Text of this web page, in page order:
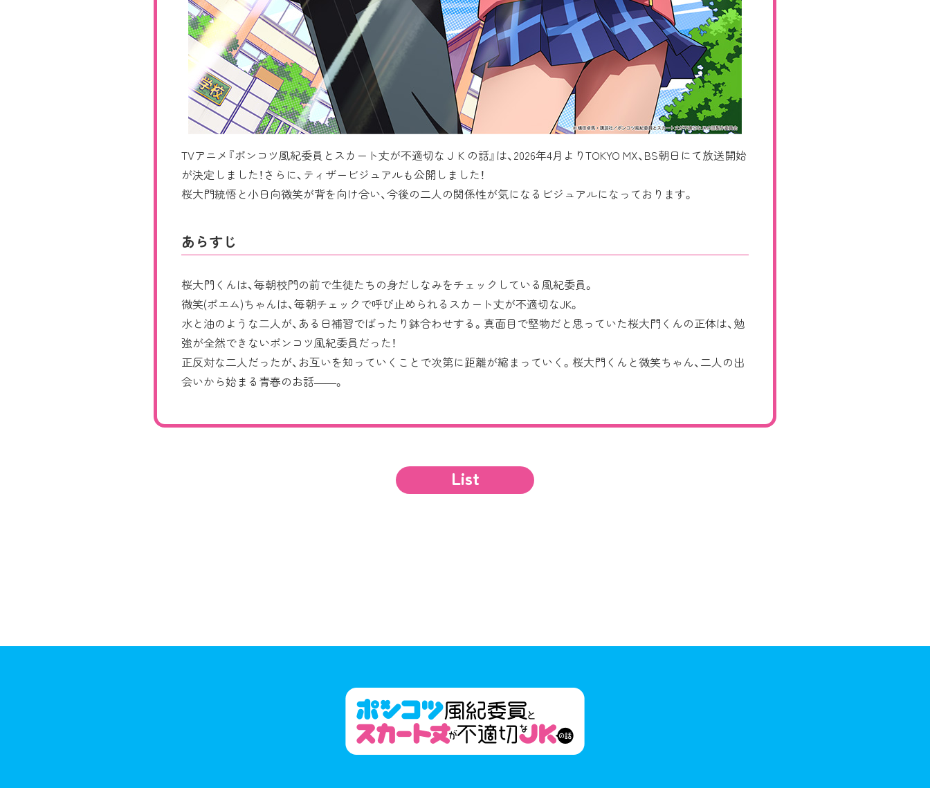
TVアニメ『ポンコツ風紀委員とスカート丈が不適切なＪＫの話』は、2026年4月よりTOKYO MX、BS朝日にて放送開始
が決定しました！さらに、ティザービジュアルも公開しました！
桜大門統悟と小日向微笑が背を向け合い、今後の二人の関係性が気になるビジュアルになっております。
あらすじ
桜大門くんは、毎朝校門の前で生徒たちの身だしなみをチェックしている風紀委員。
微笑(ポエム)ちゃんは、毎朝チェックで呼び止められるスカート丈が不適切なJK。
水と油のような二人が、ある日補習でばったり鉢合わせする。真面目で堅物だと思っていた桜大門くんの正体は、勉
強が全然できないポンコツ風紀委員だった！
正反対な二人だったが、お互いを知っていくことで次第に距離が縮まっていく。桜大門くんと微笑ちゃん、二人の出
会いから始まる青春のお話――。
List